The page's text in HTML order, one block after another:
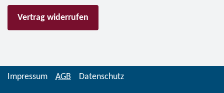
Vertrag widerrufen
Impressum AGB Datenschutz